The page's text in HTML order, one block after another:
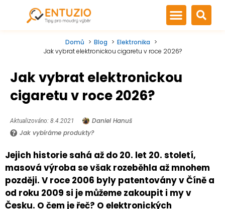
Domů Blog
Elektronika
Jak vybrat elektronickou cigaretu v roce 2026?
Jak vybrat elektronickou
cigaretu v roce 2026?
Aktualizováno: 8.4.2021
Daniel Hanuš
Jak vybíráme produkty?
Jejich historie sahá až do 20. let 20. století,
masová výroba se však rozeběhla až mnohem
později. V roce 2006 byly patentovány v Číně a
od roku 2009 si je můžeme zakoupit i my v
Česku. O čem je řeč? O elektronických